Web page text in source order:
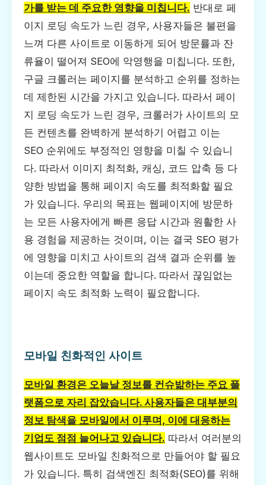
가를 받는 데 주요한 영향을 미칩니다. 반대로 페
이지 로딩 속도가 느린 경우, 사용자들은 불편을
느껴 다른 사이트로 이동하게 되어 방문률과 잔
류율이 떨어져 SEO에 악영행을 미칩니다. 또한,
구글 크롤러는 페이지를 분석하고 순위를 정하는
데 제한된 시간을 가지고 있습니다. 따라서 페이
지 로딩 속도가 느린 경우, 크롤러가 사이트의 모
든 컨텐츠를 완벽하게 분석하기 어렵고 이는
SEO 순위에도 부정적인 영향을 미칠 수 있습니
다. 따라서 이미지 최적화, 캐싱, 코드 압축 등 다
양한 방법을 통해 페이지 속도를 최적화할 필요
가 있습니다. 우리의 목표는 웹페이지에 방문하
는 모든 사용자에게 빠른 응답 시간과 원활한 사
용 경험을 제공하는 것이며, 이는 결국 SEO 평가
에 영향을 미치고 사이트의 검색 결과 순위를 높
이는데 중요한 역할을 합니다. 따라서 끊임없는
페이지 속도 최적화 노력이 필요합니다.
모바일 친화적인 사이트
모바일 환경은 오늘날 정보를 컨슈밞하는 주요 플
랫폼으로 자리 잡았습니다. 사용자들은 대부분의
정보 탐색을 모바일에서 이루며, 이에 대응하는
기업도 점점 늘어나고 있습니다. 따라서 여러분의
웹사이트도 모바일 친화적으로 만들어야 할 필요
가 있습니다. 특히 검색엔진 최적화(SEO)를 위해